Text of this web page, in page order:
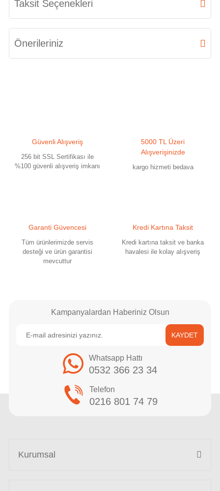
Taksit Seçenekleri
Önerileriniz
Ürün açıklamasında eksik bilgiler bulunuyor.
Ürün bilgilerinde hatalar bulunuyor.
Güvenli Alışveriş
256 bit SSL Sertifikası ile
%100 güvenli alışveriş imkanı
5000 TL Üzeri
Alışverişinizde
kargo hizmeti bedava
Garanti Güvencesi
Tüm ürünlerimizde servis
desteği ve ürün garantisi
mevcuttur
Kredi Kartına Taksit
Kredi kartına taksit ve banka
havalesi ile kolay alışveriş
Kampanyalardan Haberiniz Olsun
KAYDET
Whatsapp Hattı
0532 366 23 34
Telefon
0216 801 74 79
Kurumsal